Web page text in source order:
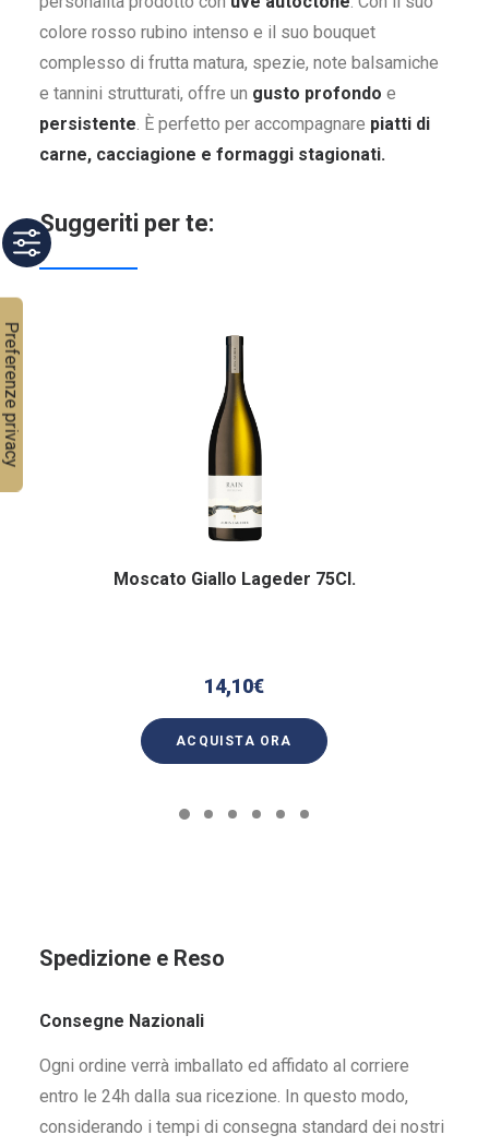
colore rosso rubino intenso e il suo bouquet
complesso di frutta matura, spezie, note balsamiche
e tannini strutturati, offre un gusto profondo e
persistente. È perfetto per accompagnare piatti di
carne, cacciagione e formaggi stagionati.
Suggeriti per te:
Moscato Giallo Lageder 75Cl.
14,10€
ACQUISTA ORA
Spedizione e Reso
Consegne Nazionali
Ogni ordine verrà imballato ed affidato al corriere
entro le 24h dalla sua ricezione. In questo modo,
considerando i tempi di consegna standard dei nostri